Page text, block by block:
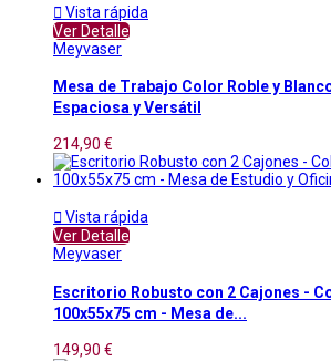
 Vista rápida
Ver Detalle
Meyvaser
Mesa de Trabajo Color Roble y
Espaciosa y Versátil
214,90 €
 Vista rápida
Ver Detalle
Meyvaser
Escritorio Robusto con 2 Cajones -
100x55x75 cm - Mesa de...
149,90 €